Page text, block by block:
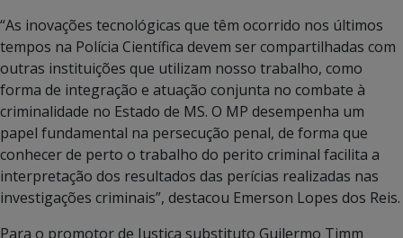
“As inovações tecnológicas que têm ocorrido nos últimos
tempos na Polícia Científica devem ser compartilhadas com
outras instituições que utilizam nosso trabalho, como
forma de integração e atuação conjunta no combate à
criminalidade no Estado de MS. O MP desempenha um
papel fundamental na persecução penal, de forma que
conhecer de perto o trabalho do perito criminal facilita a
interpretação dos resultados das perícias realizadas nas
investigações criminais”, destacou Emerson Lopes dos Reis.
Para o promotor de Justiça substituto Guilermo Timm